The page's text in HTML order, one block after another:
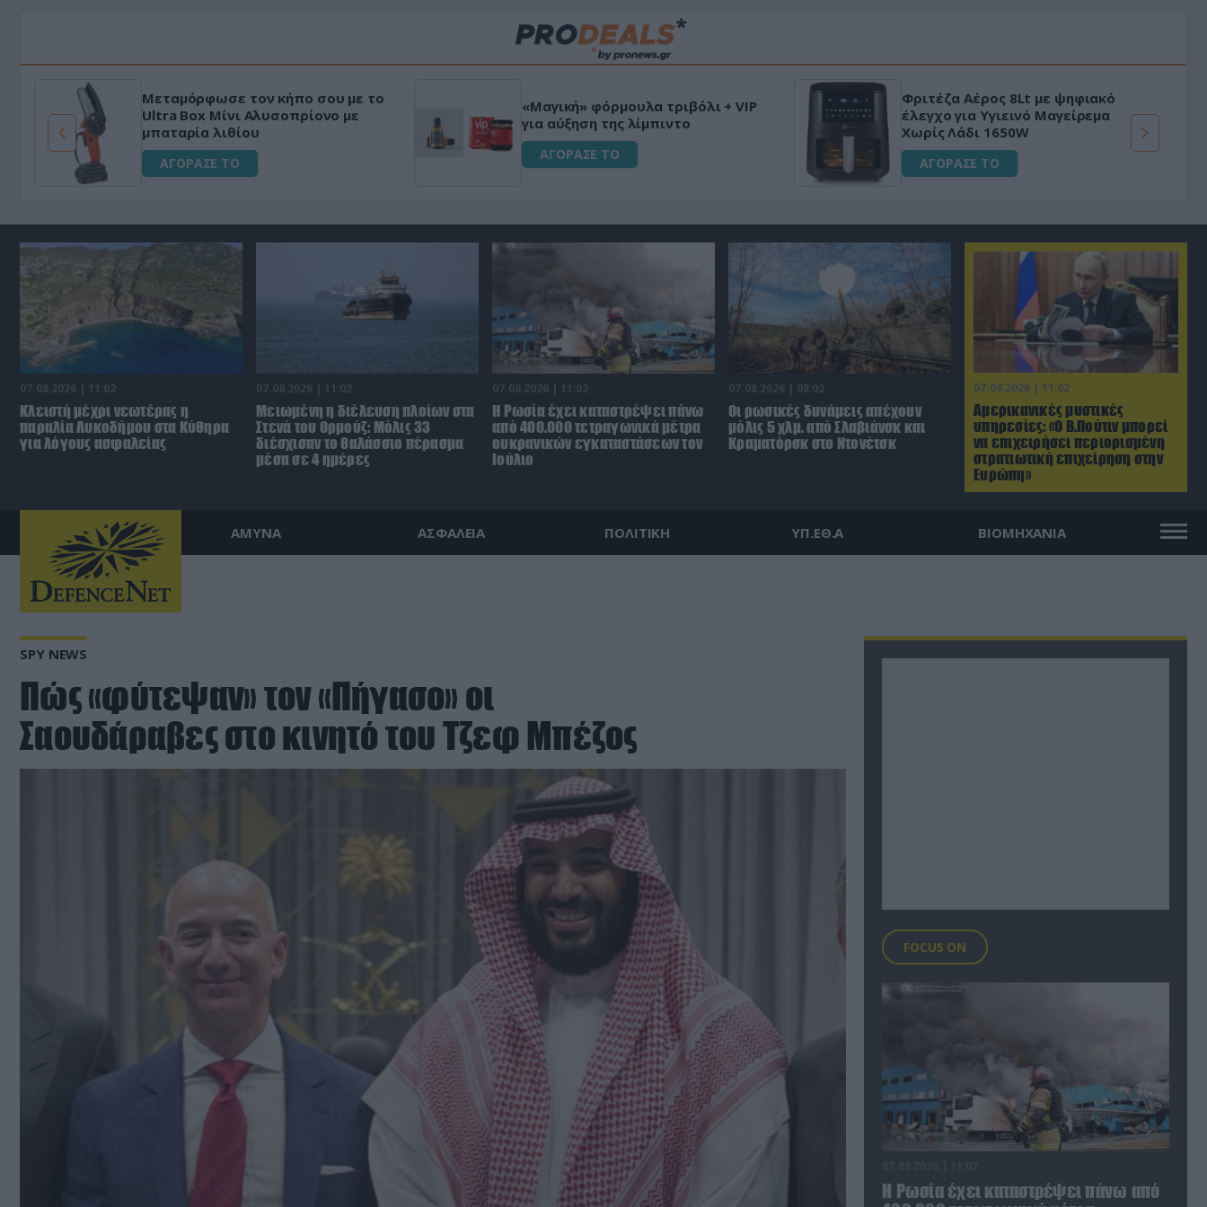
Μεταμόρφωσε τον κήπο σου με το
Ultra Box Μίνι Αλυσοπρίονο με
μπαταρία λιθίου
ΑΓΟΡΑΣΕ ΤΟ
«Μαγική» φόρμουλα τριβόλι + VIP
για αύξηση της λίμπιντο
ΑΓΟΡΑΣΕ ΤΟ
Φριτέζα Αέρος 8Lt με ψηφιακό
έλεγχο για Υγιεινό Μαγείρεμα
Χωρίς Λάδι 1650W
ΑΓΟΡΑΣΕ ΤΟ
07.08.2026 | 11:02
Αμερικανικές μυστικές
υπηρεσίες: «Ο Β.Πούτιν μπορεί
να επιχειρήσει περιορισμένη
στρατιωτική επιχείρηση στην
Ευρώπη»
07.08.2026 | 11:02
Κλειστή μέχρι νεωτέρας η
παραλία Λυκοδήμου στα Κύθηρα
για λόγους ασφαλείας
07.08.2026 | 11:02
Μειωμένη η διέλευση πλοίων στα
Στενά του Ορμούζ: Μόλις 33
διέσχισαν το θαλάσσιο πέρασμα
μέσα σε 4 ημέρες
07.08.2026 | 11:02
Η Ρωσία έχει καταστρέψει πάνω
από 400.000 τετραγωνικά μέτρα
ουκρανικών εγκαταστάσεων τον
Ιούλιο
07.08.2026 | 08:02
Οι ρωσικές δυνάμεις απέχουν
μόλις 5 χλμ. από Σλαβιάνσκ και
Κραματόρσκ στο Ντονέτσκ
ΑΜΥΝΑ ΑΣΦΑΛΕΙΑ ΠΟΛΙΤΙΚΗ ΥΠ.ΕΘ.Α ΒΙΟΜΗΧΑΝΙΑ
SPY NEWS
Πώς «φύτεψαν» τον «Πήγασο» οι
Σαουδάραβες στο κινητό του Τζεφ Μπέζος
FOCUS ON
Η Ρωσία έχει καταστρέψει πάνω από